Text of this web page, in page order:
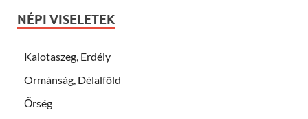
NÉPI VISELETEK
Kalotaszeg, Erdély
Ormánság, Délalföld
Őrség